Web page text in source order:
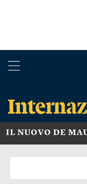
IL NUOVO DE